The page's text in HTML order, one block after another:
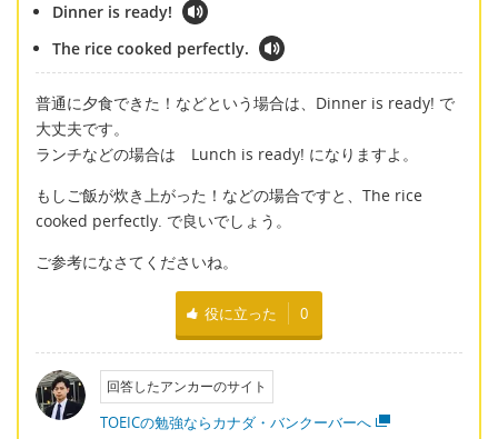
Dinner is ready!
The rice cooked perfectly.
普通に夕食できた！などという場合は、Dinner is ready! で
大丈夫です。
ランチなどの場合は Lunch is ready! になりますよ。
もしご飯が炊き上がった！などの場合ですと、The rice
cooked perfectly. で良いでしょう。
ご参考になさてくださいね。
役に立った 0
回答したアンカーのサイト
TOEICの勉強ならカナダ・バンクーバーへ